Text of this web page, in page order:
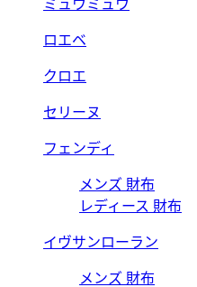
ミュウミュウ
ロエベ
クロエ
セリーヌ
フェンディ
メンズ 財布
レディース 財布
イヴサンローラン
メンズ 財布